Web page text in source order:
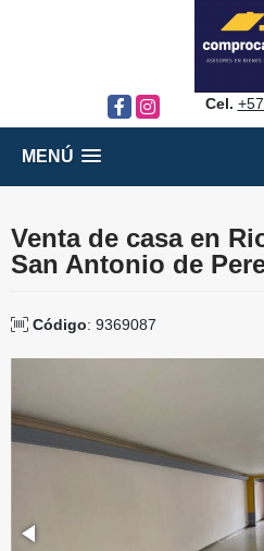
FacebookInstagram Cel.
MENÚ
Venta de casa en
San Antonio de
Código: 9369087